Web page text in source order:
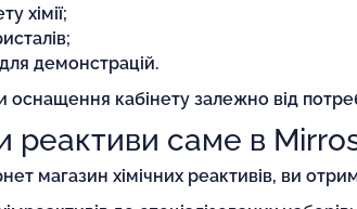
хімії;
для демонстрацій.
кабінету залежно від
реактиви саме в
магазин хімічних реактивів, ви